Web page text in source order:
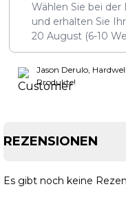
Wählen Sie bei
und erhalten Sie
20 August (6-10
Jason Derulo,
Produkte!
REZENSIONEN
Es gibt noch keine